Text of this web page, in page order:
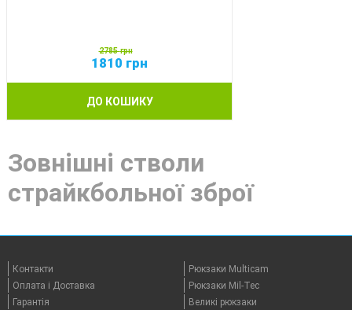
2785грн
1810 грн
ДО КОШИКУ
Зовнішні стволи
страйкбольної зброї
Контакти
Оплата i Доставка
Гарантія
Рюкзаки Multicam
Рюкзаки Mil-Tec
Великі рюкзаки